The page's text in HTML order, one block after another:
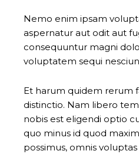
Nemo enim ipsam
aspernatur aut odit aut
consequuntur magni
voluptatem sequi
Et harum quidem rerum
distinctio. Nam libero
nobis est eligendi optio
quo minus id quod
possimus, omnis